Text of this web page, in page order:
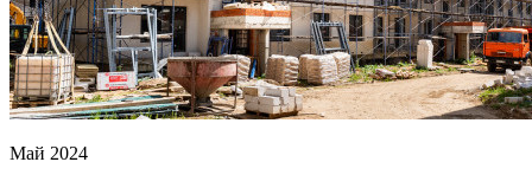
Май 2024